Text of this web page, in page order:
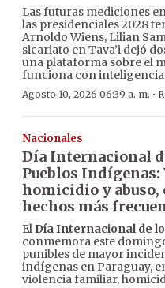
Las futuras mediciones
las presidenciales 2028
Arnoldo Wiens, Lilian
sicariato en Tava’i dejó
una plataforma sobre el
funciona con
Agosto 10, 2026 06:39 a. m. ·
Nacionales
Día Internacional
Pueblos
homicidio y abuso,
hechos más
El Día Internacional de
conmemora este
punibles de mayor
indígenas en Paraguay,
violencia familiar,